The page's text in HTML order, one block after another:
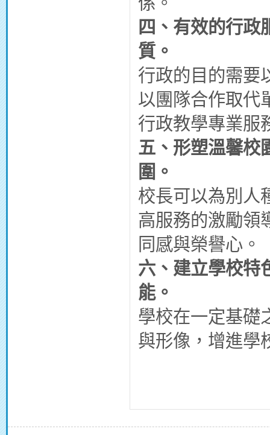
四、 有效的行政
質。
行政的目的需要
以團隊合作取代
行政教學專業服
五、 形塑溫馨校
圍。
校長可以為別人
高服務的激勵領
同感與榮譽心。
六、 建立學校特
能。
學校在一定基礎
與形像，增進學